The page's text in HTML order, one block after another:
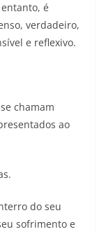
é
verdadeiro,
e reflexivo.
chamam
ao
do seu
sofrimento e